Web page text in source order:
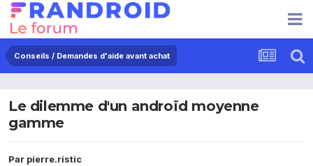
Conseils / Demandes d'aide avant achat
Le dilemme d'un androïd moyenne
gamme
Par pierre.ristic